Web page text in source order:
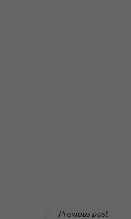
Previous post